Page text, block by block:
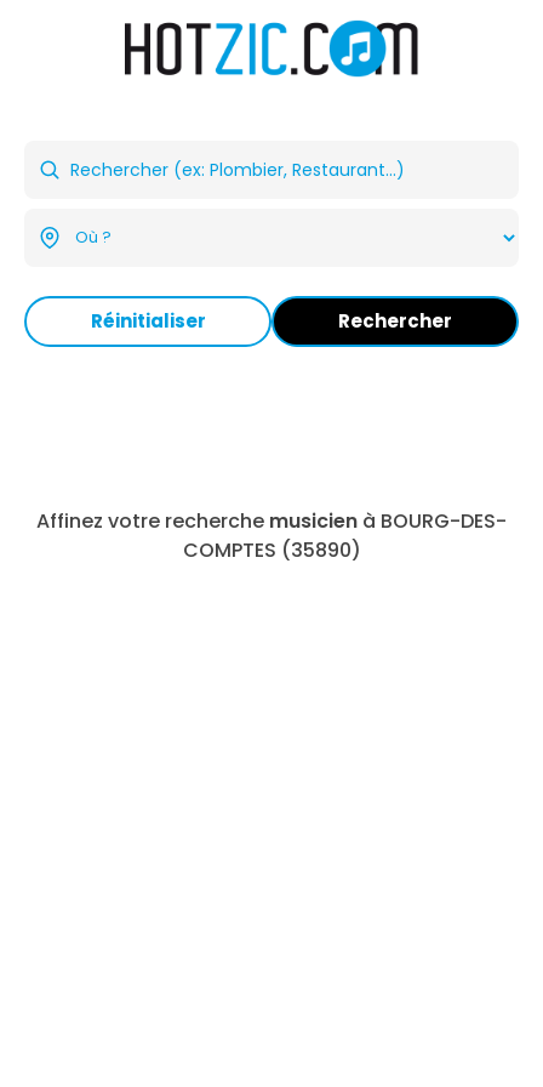
Réinitialiser Rechercher
Affinez votre recherche musicien à BOURG-DES-
COMPTES (35890)